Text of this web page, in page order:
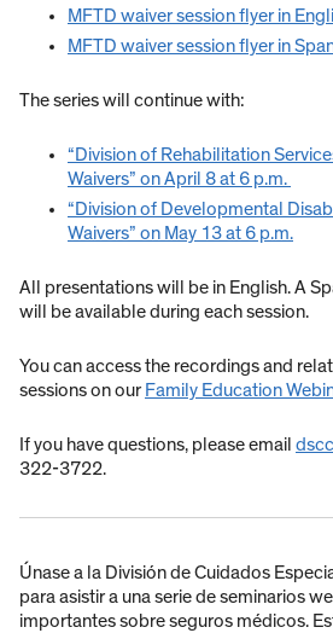
MFTD waiver session flyer in
MFTD waiver session flyer in
The series will continue with:
“Division of Rehabilitation
Waivers” on April 8 at 6 p.m.
“Division of Developmental
Waivers” on May 13 at 6 p.m.
All presentations will be in English. A
will be available during each session.
You can access the recordings and
sessions on ourFamily Education
If you have questions, please email
322-3722.
Únase a la División de Cuidados
para asistir a una serie de seminarios
importantes sobre seguros médicos.